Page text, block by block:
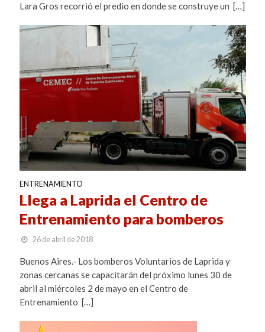
Lara Gros recorrió el predio en donde se construye un […]
ENTRENAMIENTO
Llega a Laprida el Centro de
Entrenamiento para bomberos
26 de abril de 2018
Buenos Aires.- Los bomberos Voluntarios de Laprida y
zonas cercanas se capacitarán del próximo lunes 30 de
abril al miércoles 2 de mayo en el Centro de
Entrenamiento […]